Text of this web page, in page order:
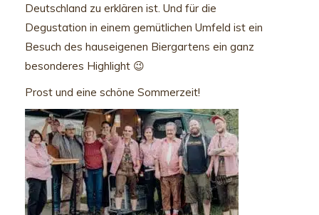
Deutschland zu erklären ist. Und für die
Degustation in einem gemütlichen Umfeld ist ein
Besuch des hauseigenen Biergartens ein ganz
besonderes Highlight 😉
Prost und eine schöne Sommerzeit!